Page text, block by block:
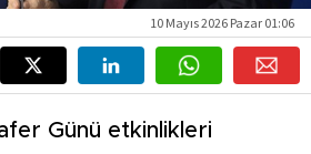
10 Mayıs 2026 Pazar 01:06
Günü etkinlikleri